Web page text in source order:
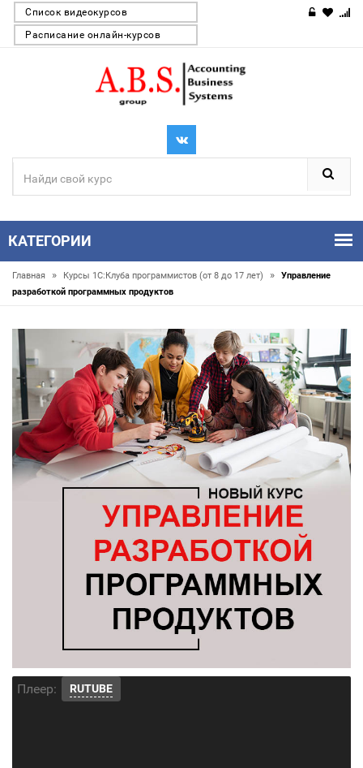
Список видеокурсов
Расписание онлайн-курсов
КАТЕГОРИИ
Главная » Курсы 1С:Клуба программистов (от 8 до 17 лет) »
Управление
разработкой программных продуктов
Плеер: RUTUBE